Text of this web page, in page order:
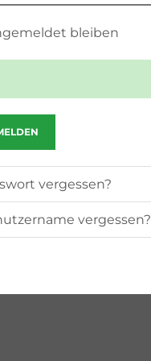
bleiben
vergessen?
vergessen?